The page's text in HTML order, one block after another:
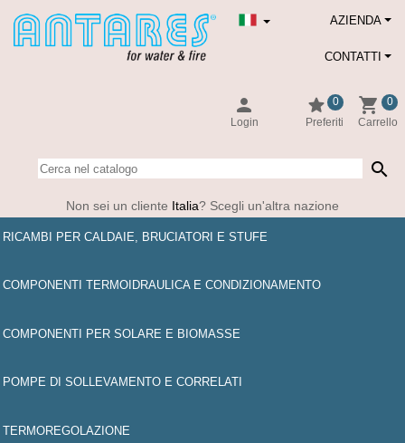
AZIENDA
person
Login
star
0
Preferiti
shopping_cart
0
Carrello
CONTATTI
search
Non sei un cliente Italia? Scegli un'altra nazione
RICAMBI PER CALDAIE, BRUCIATORI E STUFE
COMPONENTI TERMOIDRAULICA E CONDIZIONAMENTO
COMPONENTI PER SOLARE E BIOMASSE
POMPE DI SOLLEVAMENTO E CORRELATI
TERMOREGOLAZIONE